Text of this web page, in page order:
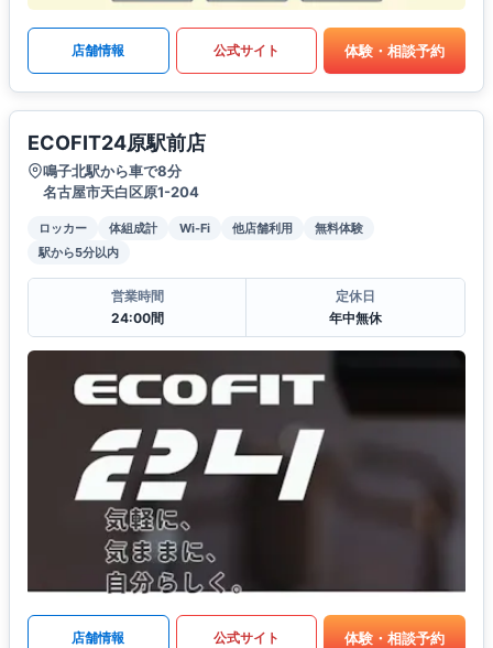
店舗情報 公式サイト 体験・相談予約
ECOFIT24原駅前店
鳴子北駅から車で8分
名古屋市天白区原1-204
ロッカー 体組成計 Wi-Fi 他店舗利用
無料体験
駅から5分以内
営業時間
24:00間
定休日
年中無休
店舗情報 公式サイト 体験・相談予約